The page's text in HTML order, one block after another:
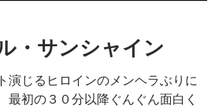
・サンシャイン
演じるヒロインのメンヘラぶりに
最初の３０分以降ぐんぐん面白く